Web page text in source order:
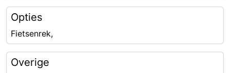
Opties
Fietsenrek,
Overige